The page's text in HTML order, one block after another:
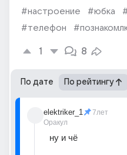
#настроение
#юбка
#телефон
1 8
По дате По рейтингу
elektriker_1
Оракул
7лет
ну и чё